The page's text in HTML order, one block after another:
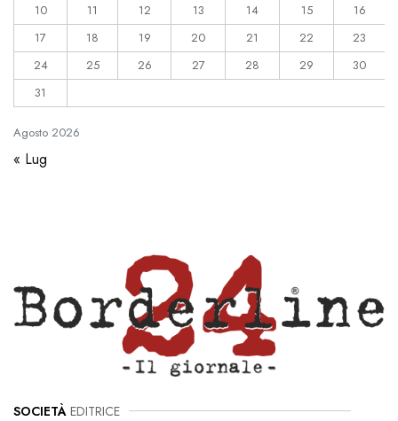
Agosto 2026
10
11 12 13 14 15
16
17
18 19 20 21 22
23
24
25 26 27 28 29
30
31
« Lug
SOCIETÀ EDITRICE